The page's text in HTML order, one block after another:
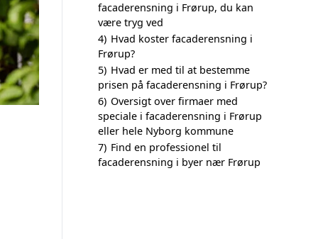
facaderensning i Frørup, du kan
være tryg ved
4) Hvad koster facaderensning i
Frørup?
5) Hvad er med til at bestemme
prisen på facaderensning i Frørup?
6) Oversigt over firmaer med
speciale i facaderensning i Frørup
eller hele Nyborg kommune
7) Find en professionel til
facaderensning i byer nær Frørup